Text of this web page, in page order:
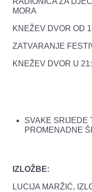
MORA
KNEŽEV DVOR OD
ZATVARANJE
KNEŽEV DVOR U
SVAKE SRIJEDE
PROMENADNE
IZLOŽBE:
LUCIJA MARŽIĆ,